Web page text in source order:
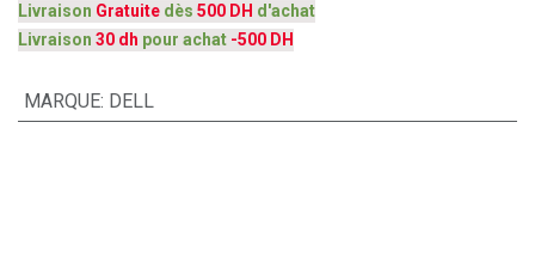
Livraison Gratuite dès 500 DH d'achat
Livraison 30 dh pour achat -500 DH
MARQUE: DELL